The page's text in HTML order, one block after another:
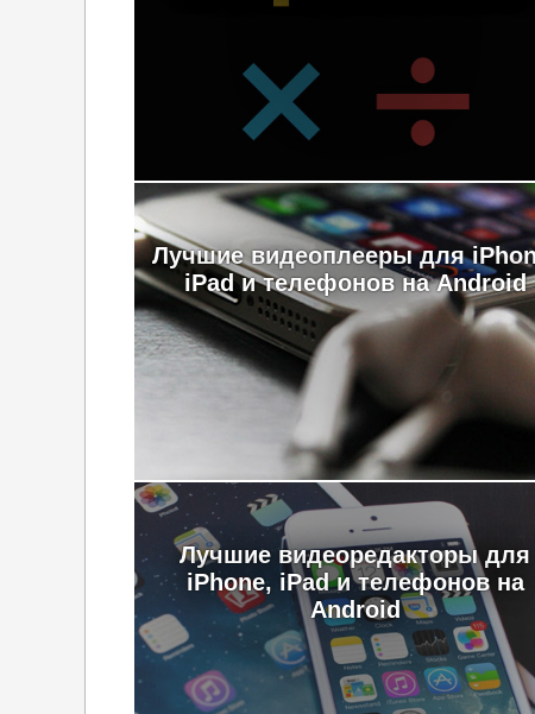
Лучшие видеоплееры для
iPad и телефонов на Android
Лучшие видеоредакторы для
iPhone, iPad и телефонов на
Android